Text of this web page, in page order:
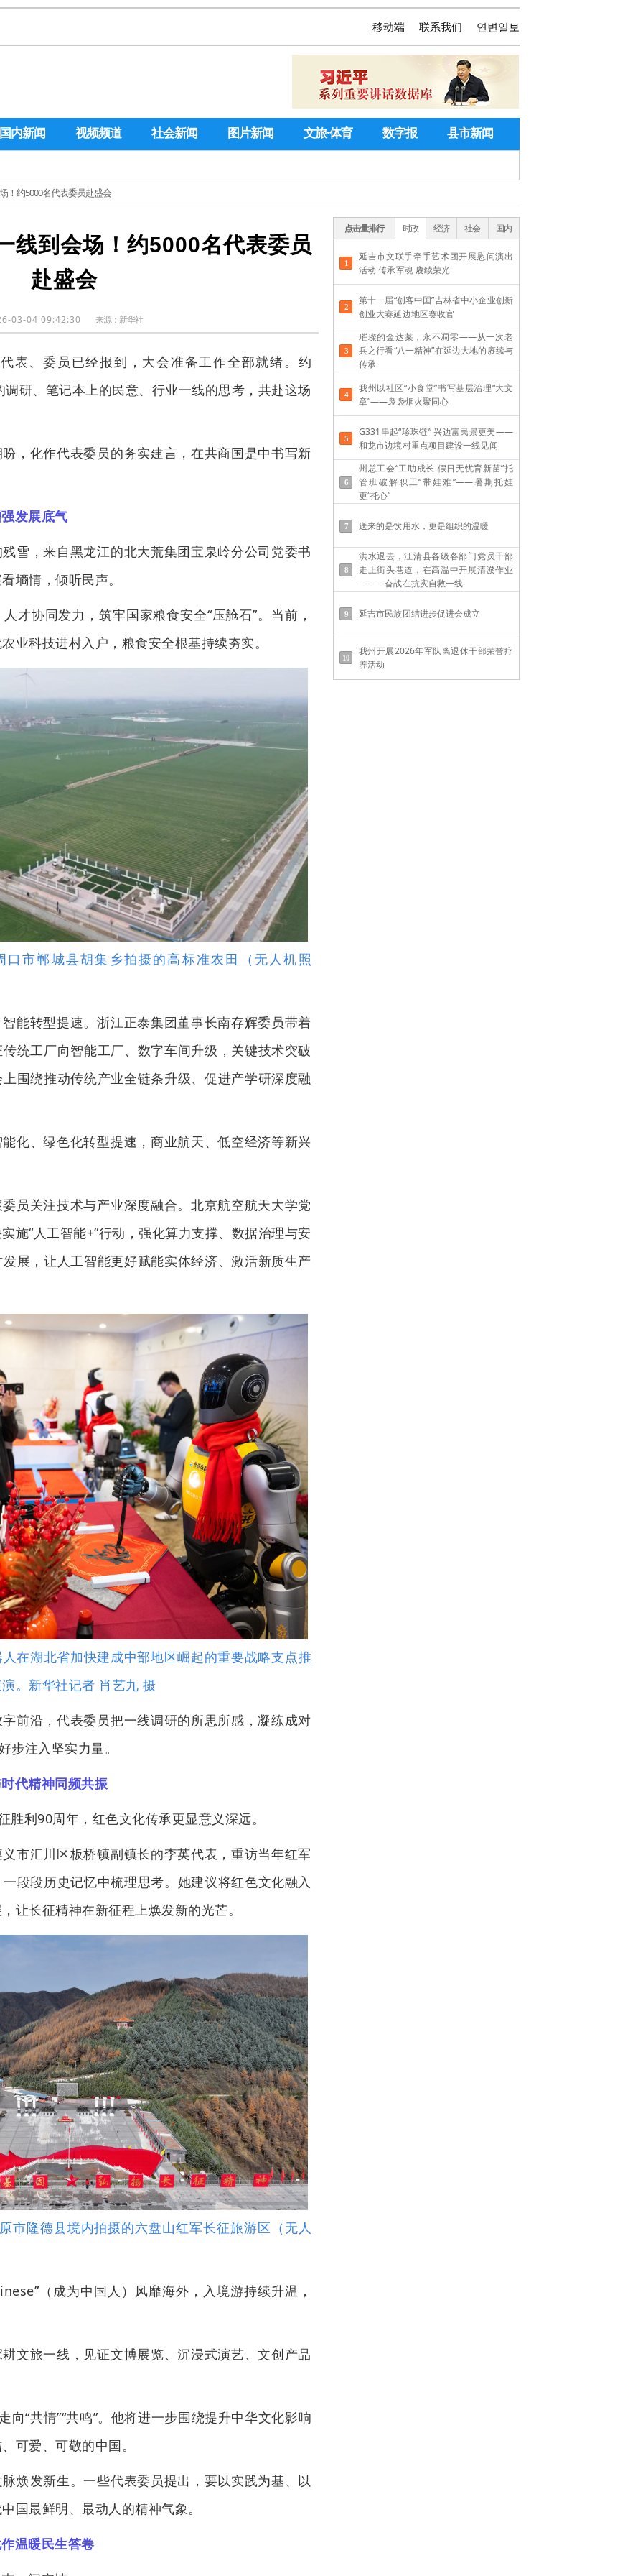
연변일보
联系我们
移动端
国内新闻 视频频道 社会新闻 图片新闻 文旅·体育 数字报 县市新闻
！约5000名代表委员赴盛会
线到会场！约5000名代表委员
赴盛会
03-04 09:42:30 来源： 新华社
表、委员已经报到，大会准备工作全部就绪。约
研、笔记本上的民意、行业一线的思考，共赴这场
，化作代表委员的务实建言，在共商国是中书写新
发展底气
雪，来自黑龙江的北大荒集团宝泉岭分公司党委书
墒情，倾听民声。
才协同发力，筑牢国家粮食安全“压舱石”。当前，
业科技进村入户，粮食安全根基持续夯实。
郸城县胡集乡拍摄的高标准农田（无人机照
能转型提速。浙江正泰集团董事长南存辉委员带着
统工厂向智能工厂、数字车间升级，关键技术突破
围绕推动传统产业全链条升级、促进产学研深度融
化、绿色化转型提速，商业航天、低空经济等新兴
员关注技术与产业深度融合。北京航空航天大学党
施“人工智能+”行动，强化算力支撑、数据治理与安
展，让人工智能更好赋能实体经济、激活新质生产
湖北省加快建成中部地区崛起的重要战略支点推
。新华社记者 肖艺九 摄
前沿，代表委员把一线调研的所思所感，凝练成对
步注入坚实力量。
代精神同频共振
胜利90周年，红色文化传承更显意义深远。
市汇川区板桥镇副镇长的李英代表，重访当年红军
段段历史记忆中梳理思考。她建议将红色文化融入
让长征精神在新征程上焕发新的光芒。
隆德县境内拍摄的六盘山红军长征旅游区（无人
（成为中国人）风靡海外，入境游持续升温，
文旅一线，见证文博展览、沉浸式演艺、文创产品
向“共情”“共鸣”。他将进一步围绕提升中华文化影响
可爱、可敬的中国。
焕发新生。一些代表委员提出，要以实践为基、以
国最鲜明、最动人的精神气象。
温暖民生答卷
点击量排行 时政 经济 社会 国内
延吉市文联手牵手艺术团开展慰问演出
活动 传承军魂 赓续荣光
第十一届“创客中国”吉林省中小企业创新
创业大赛延边地区赛收官
璀璨的金达莱，永不凋零——从一次老
兵之行看“八一精神”在延边大地的赓续与
传承
我州以社区“小食堂”书写基层治理“大文
章”——袅袅烟火聚同心
G331串起“珍珠链” 兴边富民景更美——
和龙市边境村重点项目建设一线见闻
州总工会“工助成长 假日无忧育新苗”托
管班破解职工“带娃难”——​暑期托娃
更“托心”
送来的是饮用水，更是组织的温暖
洪水退去，汪清县各级各部门党员干部
走上街头巷道，在高温中开展清淤作业
———奋战在抗灾自救一线
延吉市民族团结进步促进会成立
我州开展2026年军队离退休干部荣誉疗
养活动